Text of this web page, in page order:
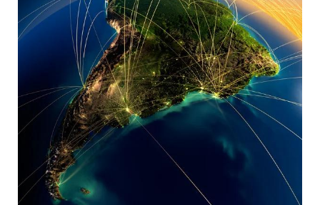
MARIA SONZINI
Aviación Comercial
Aviación General